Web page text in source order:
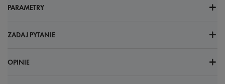
PARAMETRY
ZADAJ PYTANIE
OPINIE